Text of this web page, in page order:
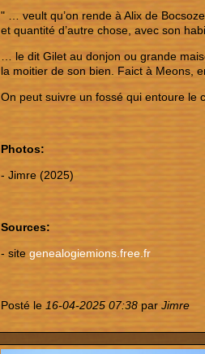
" … veult qu’on rende à Alix de
et quantité d’autre chose, avec son
… le dit Gilet au donjon ou grande
la moitier de son bien. Faict à Meons,
On peut suivre un fossé qui entoure le
Photos:
- Jimre (2025)
Sources:
- site genealogiemions.free.fr
Posté le 16-04-2025 07:38 par Jimre